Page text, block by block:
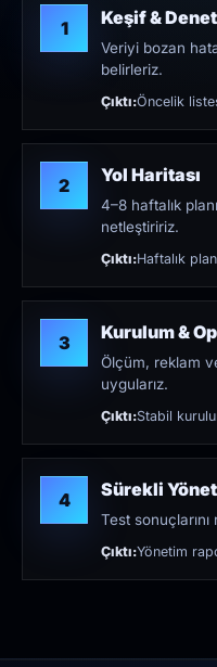
1 Keşif &
Veriyi bozan
belirleriz.
Çıktı:Öncelik
2 Yol Haritası
4–8 haftalık
netleştiririz.
Çıktı:Haftalık
3 Kurulum &
Ölçüm, reklam
uygularız.
Çıktı:Stabil
4 Sürekli
Test
Çıktı:Yönetim